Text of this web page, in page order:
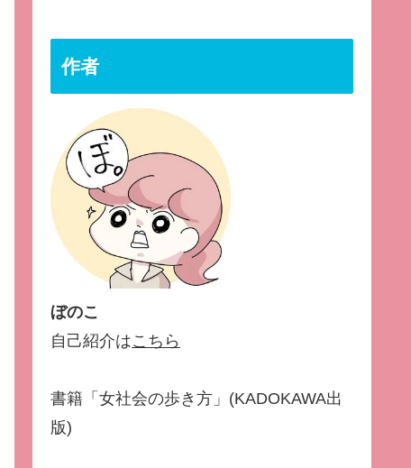
作者
ぼのこ
自己紹介はこちら
書籍「女社会の歩き方」(KADOKAWA出
版)